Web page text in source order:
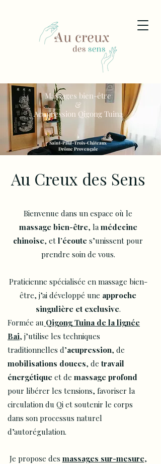
Massages bien-être
&
Acupression Qigong Tuina
à
Saint-Paul-Trois-Châteaux
Drôme Provençale
Au Creux des Sens
Bienvenue dans un espace où le
massage bien-être, lamédecine
chinoise, et l’écoute s’unissent pour
prendre soin de vous.
Praticienne spécialisée en massage bien-
être, j’ai développé une approche
singulière et exclusive.
Formée au Qigong Tuina de la lignée
Bai, j’utilise les techniques
traditionnelles d’acupression, de
mobilisations douces, de travail
énergétique et de massage profond
pour libérer les tensions, favoriser la
circulation du Qi et soutenir le corps
dans son processus naturel
d’autorégulation.
Je propose des massages sur-mesure,